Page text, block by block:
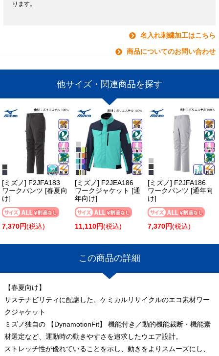
ります。
名入れ刺繍加工はこちら
商品についてのお問い合わせ
他サイズ・関連商品を探す
[ミズノ] F2JFA183
ワークパンツ [春夏向
け]
7,370円(税込)
[ミズノ] F2JEA186
ワークジャケット [通
年向け]
11,110円(税込)
[ミズノ] F2JFA186
ワークパンツ [通年向
け]
7,370円(税込)
この商品の詳細
【春夏向け】
サステナビリティに配慮した、ケミカルリサイクルのエコ素材ワー
クジャケット
ミズノ独自の 【DynamotionFit】 機能付き／動的機能裁断・機能素
材選定など、運動時の動きやすさを追求したウエア設計。
ストレッチ性が優れていることを示し、動きをよりスムーズにし、